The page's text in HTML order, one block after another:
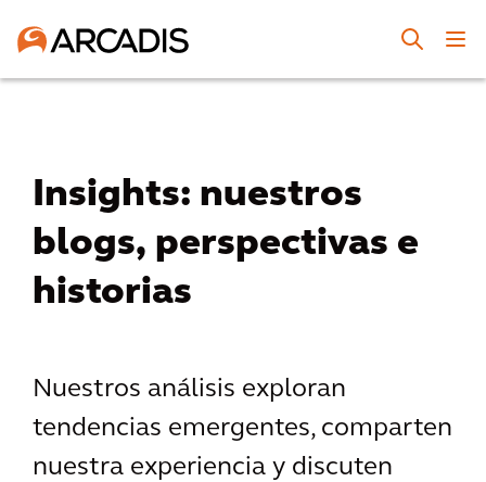
Insights: nuestros
blogs, perspectivas e
historias
Nuestros análisis exploran
tendencias emergentes, comparten
nuestra experiencia y discuten